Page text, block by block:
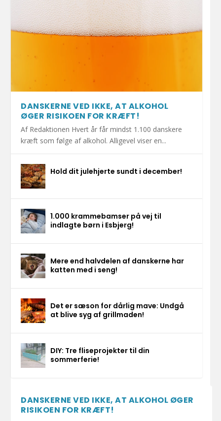
DANSKERNE VED IKKE, AT ALKOHOL
ØGER RISIKOEN FOR KRÆFT!
Af Redaktionen Hvert år får mindst 1.100 danskere
kræft som følge af alkohol. Alligevel viser en...
Hold dit julehjerte sundt i december!
1.000 krammebamser på vej til
indlagte børn i Esbjerg!
Mere end halvdelen af danskerne har
katten med i seng!
Det er sæson for dårlig mave: Undgå
at blive syg af grillmaden!
DIY: Tre fliseprojekter til din
sommerferie!
DANSKERNE VED IKKE, AT ALKOHOL ØGER
RISIKOEN FOR KRÆFT!